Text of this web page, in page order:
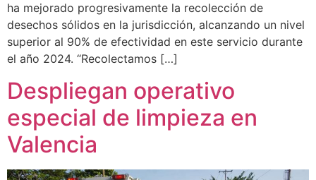
ha mejorado progresivamente la recolección de
desechos sólidos en la jurisdicción, alcanzando un nivel
superior al 90% de efectividad en este servicio durante
el año 2024. “Recolectamos […]
Despliegan operativo
especial de limpieza en
Valencia